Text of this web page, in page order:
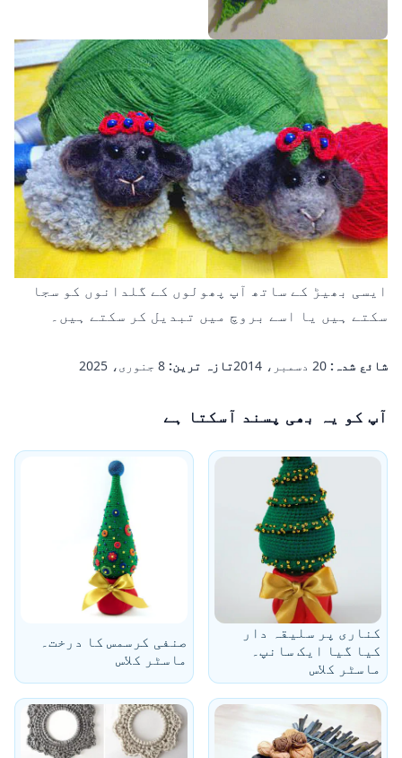
ایسی بھیڑ کے ساتھ آپ پھولوں کے گلدانوں کو سجا
سکتے ہیں یا اسے بروچ میں تبدیل کر سکتے ہیں۔
شائع شدہ: 20 دسمبر، 2014 تازہ ترین: 8 جنوری، 2025
آپ کو یہ بھی پسند آسکتا ہے
کناری پر سلیقہ دار
کیا گیا ایک سانپ۔
ماسٹر کلاس
صنفی کرسمس کا درخت۔
ماسٹر کلاس